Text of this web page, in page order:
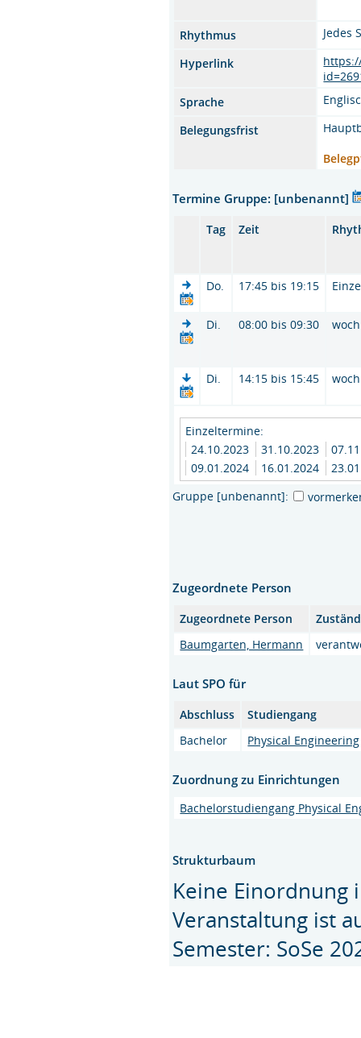
Rhythmus
Jedes
Hyperlink
Sprache
Belegungsfrist
Termine Gruppe: [unbenannt]
Tag Zeit
Do. 17:45 bis 19:15
Di. 08:00 bis 09:30 woch
Di. 14:15 bis 15:45 woch
Einzeltermine:
24.10.2023
31.10.2023
09.01.2024
16.01.2024
Gruppe [unbenannt]:
Zugeordnete Person
Zugeordnete Person
Baumgarten, Hermann
Laut SPO für
Abschluss
Studiengang
Bachelor
Physical Engineering
Zuordnung zu Einrichtungen
Bachelorstudiengang Physical
Strukturbaum
Keine Einordnung
Veranstaltung ist
Semester: SoSe